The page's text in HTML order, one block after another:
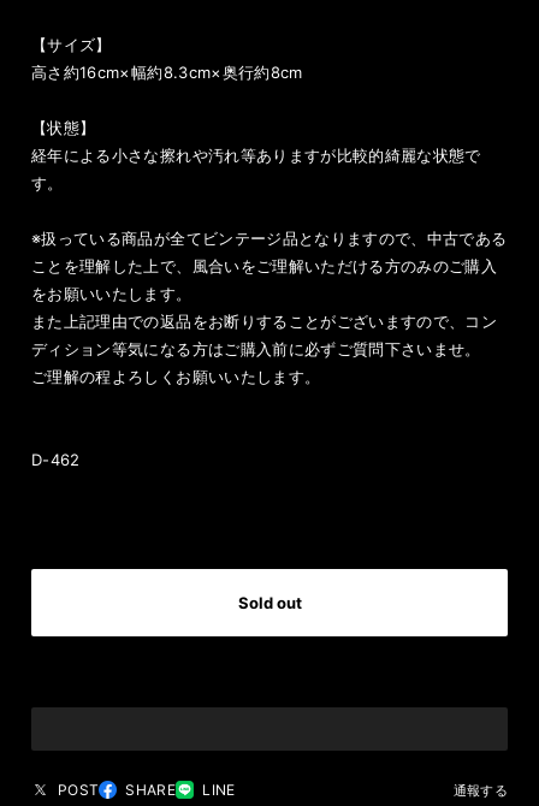
【サイズ】
高さ約16cm×幅約8.3cm×奥行約8cm
【状態】
経年による小さな擦れや汚れ等ありますが比較的綺麗な状態で
す。
※扱っている商品が全てビンテージ品となりますので、中古である
ことを理解した上で、風合いをご理解いただける方のみのご購入
をお願いいたします。
また上記理由での返品をお断りすることがございますので、コン
ディション等気になる方はご購入前に必ずご質問下さいませ。
ご理解の程よろしくお願いいたします。
D-462
Sold out
POST SHARE LINE 通報する